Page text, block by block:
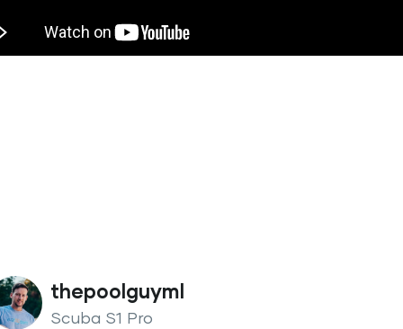
thepoolguyml
Scuba S1 Pro